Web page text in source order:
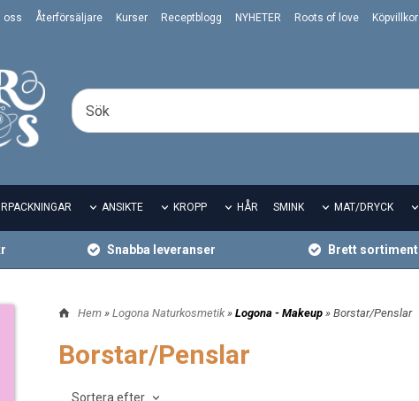
oss Återförsäljare Kurser Receptblogg NYHETER Roots of love Köpvillkor
ANSIKTE KROPP HÅR SMINK MAT/DRYCK
Snabba leveranser Brett sortiment
Hem » Logona Naturkosmetik» Logona - Makeup » Borstar/Penslar
Borstar/Penslar
Sortera efter